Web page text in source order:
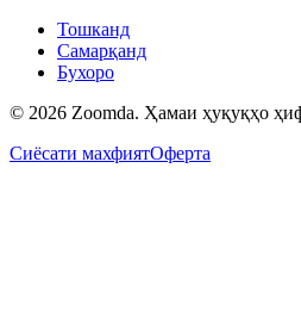
Тошканд
Самарқанд
Бухоро
© 2026 Zoomda. Ҳамаи ҳуқуқҳо
Сиёсати махфиятОферта